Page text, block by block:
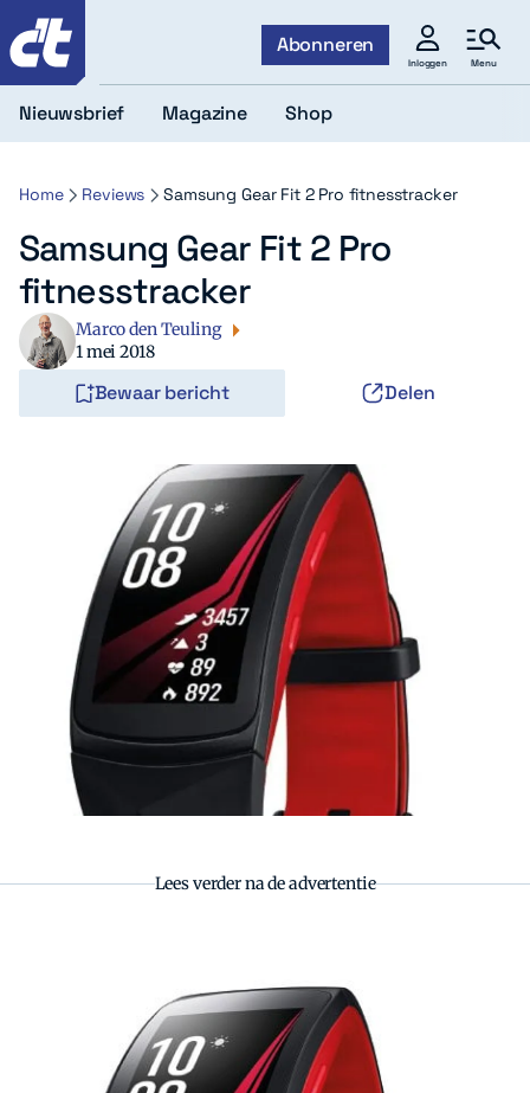
Abonneren
Inloggen Menu
Zoeken
Nieuwsbrief Magazine Shop
Home Reviews Samsung Gear Fit 2 Pro fitnesstracker
Samsung Gear Fit 2 Pro
fitnesstracker
Marco den Teuling
1 mei 2018
Bewaar bericht Delen
Lees verder na de advertentie